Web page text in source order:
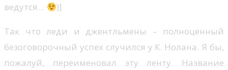
ведутся…
)]
Так что леди и джентльмены – полноценный
безоговорочный успех случился у К. Нолана. Я бы,
пожалуй, переименовал эту ленту. Название